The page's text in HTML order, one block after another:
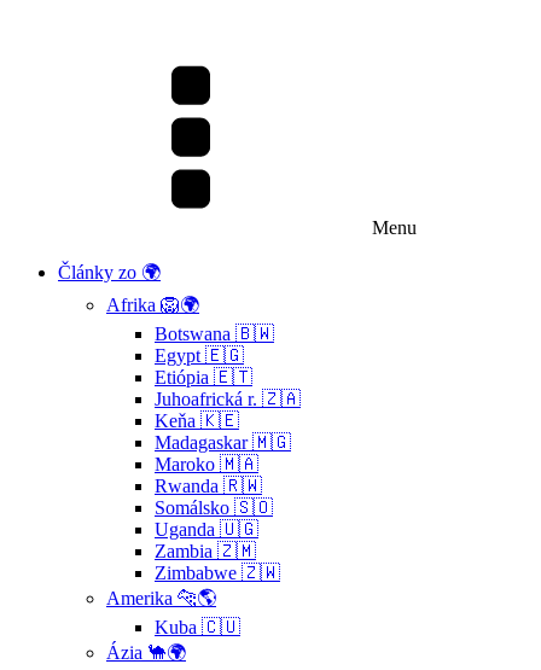
Menu
Články zo 🌍
Afrika 🦁🌍
Botswana 🇧🇼
Egypt 🇪🇬
Etiópia 🇪🇹
Juhoafrická r. 🇿🇦
Keňa 🇰🇪
Madagaskar 🇲🇬
Maroko 🇲🇦
Rwanda 🇷🇼
Somálsko 🇸🇴
Uganda 🇺🇬
Zambia 🇿🇲
Zimbabwe 🇿🇼
Amerika 🐆🌎
Kuba 🇨🇺
Ázia 🐪🌍